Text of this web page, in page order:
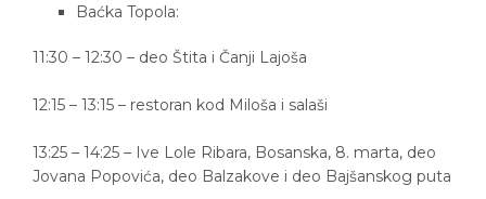
Baćka Topola:
11:30 – 12:30 – deo Štita i Čanji Lajoša
12:15 – 13:15 – restoran kod Miloša i salaši
13:25 – 14:25 – Ive Lole Ribara, Bosanska, 8. marta, deo
Jovana Popovića, deo Balzakove i deo Bajšanskog puta